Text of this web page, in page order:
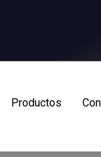
Productos